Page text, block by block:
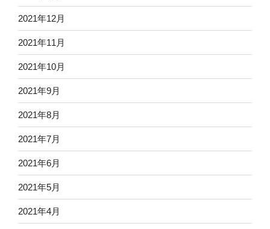
2021年12月
2021年11月
2021年10月
2021年9月
2021年8月
2021年7月
2021年6月
2021年5月
2021年4月